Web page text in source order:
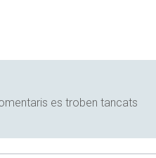
es troben tancats